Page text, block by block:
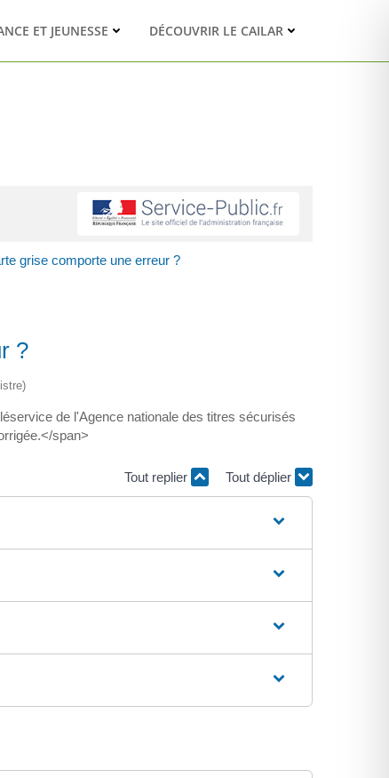
ET JEUNESSE DÉCOUVRIR LE CAILAR
grise comporte une erreur ?
?
de l'Agence nationale des titres sécurisés
span>
Tout replier Tout déplier